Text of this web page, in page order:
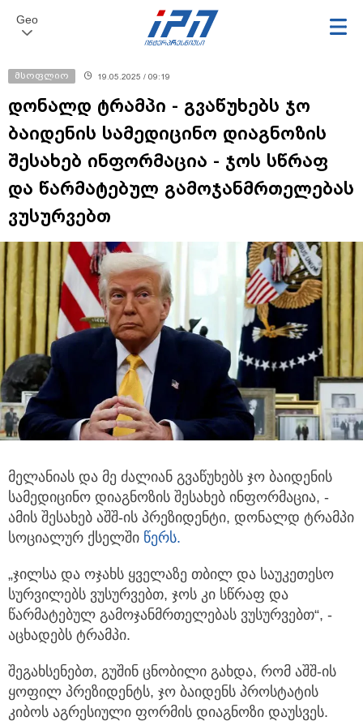
Geo
მსოფლიო 19.05.2025 / 09:19
დონალდ ტრამპი - გვაწუხებს ჯო
ბაიდენის სამედიცინო დიაგნოზის
შესახებ ინფორმაცია - ჯოს სწრაფ
და წარმატებულ გამოჯანმრთელებას
ვუსურვებთ
მელანიას და მე ძალიან გვაწუხებს ჯო ბაიდენის
სამედიცინო დიაგნოზის შესახებ ინფორმაცია, -
ამის შესახებ აშშ-ის პრეზიდენტი, დონალდ ტრამპი
სოციალურ ქსელში წერს.
„ჯილსა და ოჯახს ყველაზე თბილ და საუკეთესო
სურვილებს ვუსურვებთ, ჯოს კი სწრაფ და
წარმატებულ გამოჯანმრთელებას ვუსურვებთ“, -
აცხადებს ტრამპი.
შეგახსენებთ, გუშინ ცნობილი გახდა, რომ აშშ-ის
ყოფილ პრეზიდენტს, ჯო ბაიდენს პროსტატის
კიბოს აგრესიული ფორმის დიაგნოზი დაუსვეს.